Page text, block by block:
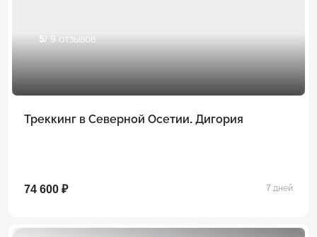
5/ 9 отзывов
Треккинг в Северной Осетии. Дигория
74 600 ₽ 7 дней